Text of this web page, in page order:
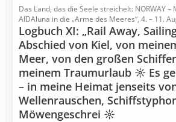
Das Land, das die Seele streichelt: NORWAY
AIDAluna in die „Arme des Meeres“, 4. – 11.
Logbuch XI: „Rail Away,
Abschied von Kiel, von
Meer, von den großen
meinem Traumurlaub ☼ Es
– in meine Heimat jenseits
Wellenrauschen,
Möwengeschrei ☼